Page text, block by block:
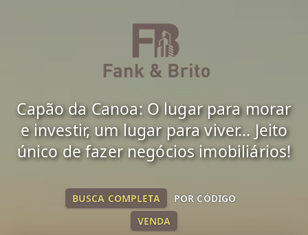
Capão da Canoa: O lugar para morar
e investir, um lugar para viver... Jeito
único de fazer negócios imobiliários!
VENDA
BUSCA COMPLETA POR CÓDIGO